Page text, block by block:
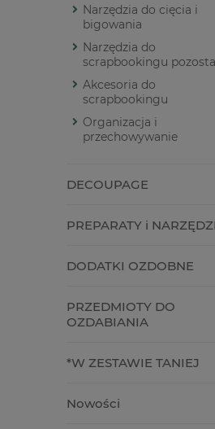
Narzędzia do cięcia i
bigowania
Narzędzia do
scrapbookingu
Akcesoria do
scrapbookingu
Organizacja i
przechowywanie
DECOUPAGE
PREPARATY i
DODATKI OZDOBNE
PRZEDMIOTY DO
OZDABIANIA
*W ZESTAWIE TANIEJ
Nowości